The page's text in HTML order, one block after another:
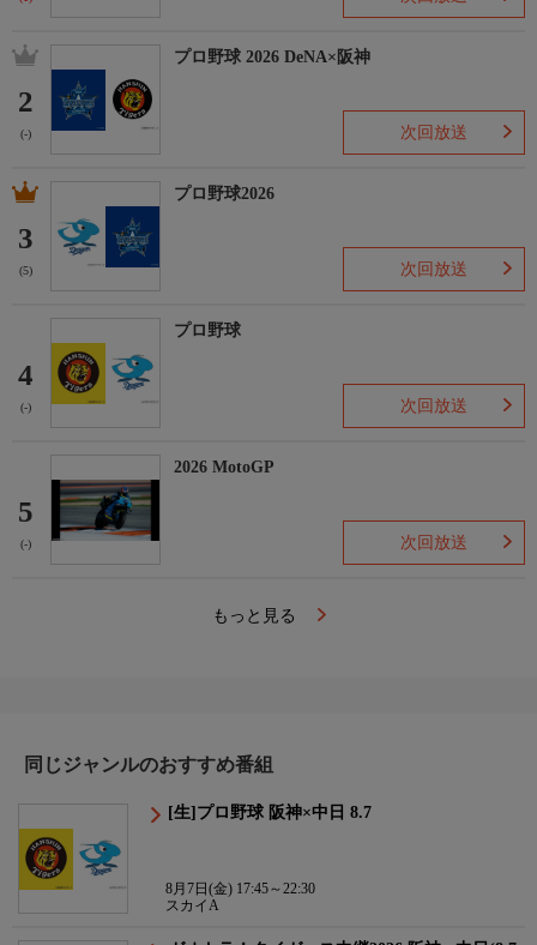
2
(-)
プロ野球 2026 DeNA×阪神
次回放送
3
(5)
プロ野球2026
次回放送
4
(-)
プロ野球
次回放送
5
(-)
2026 MotoGP
次回放送
もっと見る
同じジャンルのおすすめ番組
[生]プロ野球 阪神×中日 8.7
8月7日(金) 17:45～22:30
スカイA